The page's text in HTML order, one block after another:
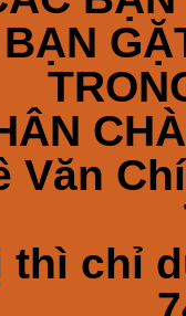
Văn
thì chỉ